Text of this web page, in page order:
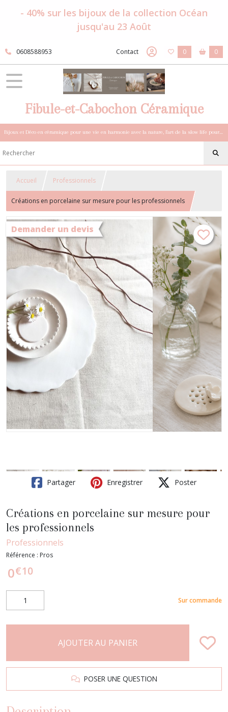
- 40% sur les bijoux de la collection Océan
jusqu'au 23 Août
0608588953 Contact 0 0
Fibule-et-Cabochon Céramique
Bijoux et Déco en céramique pour une vie en harmonie avec la nature, l'art de la slow life pour esprits sensibles et bohèmes.
Accueil Professionnels
Créations en porcelaine sur mesure pour les professionnels
Demander un devis
Partager Enregistrer Poster
Créations en porcelaine sur mesure pour
les professionnels
Professionnels
Référence : Pros
0€10
Sur commande
AJOUTER AU PANIER
POSER UNE QUESTION